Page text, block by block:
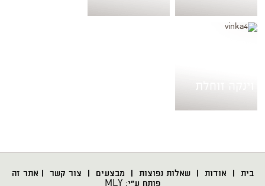
וינקה זוחלת
בית אודות |שאלות נפוצות | מבצעים | צור קשר | אתר זה
פותח ע"י: MLY